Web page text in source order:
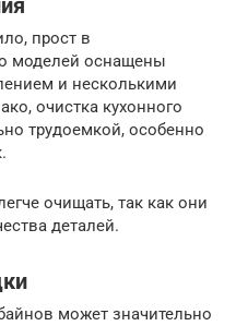
прост в
моделей оснащены
и несколькими
очистка кухонного
трудоемкой, особенно
очищать, так как они
деталей.
может значительно